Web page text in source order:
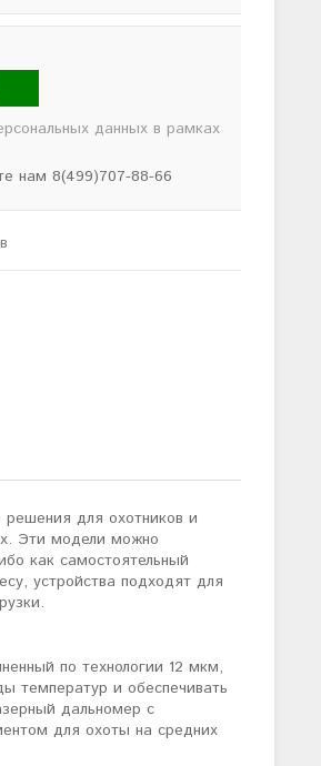
данных в рамках
нам 8(499)707-88-66
для охотников и
Эти модели можно
как самостоятельный
устройства подходят для
по технологии 12 мкм,
температур и обеспечивать
дальномер с
для охоты на средних